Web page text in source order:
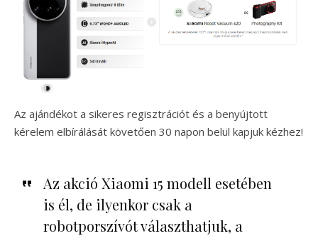
Az ajándékot a sikeres regisztrációt és a benyújtott
kérelem elbírálását követően 30 napon belül kapjuk kézhez!
Az akció Xiaomi 15 modell esetében
is él, de ilyenkor csak a
robotporszívót választhatjuk, a